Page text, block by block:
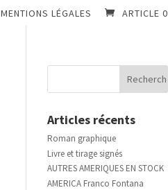
MENTIONS LÉGALES ARTICLE 0
Articles récents
Roman graphique
Livre et tirage signés
AUTRES AMERIQUES EN STOCK
AMERICA Franco Fontana